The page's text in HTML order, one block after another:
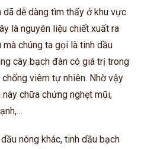
dễ dàng tìm thấy ở khu vực
là nguyên liệu chiết xuất ra
chúng ta gọi là tinh dầu
cây bạch đàn có giá trị trong
viêm tự nhiên. Nhờ vậy
chữa chứng nghẹt mũi,
nóng khác, tinh dầu bạch